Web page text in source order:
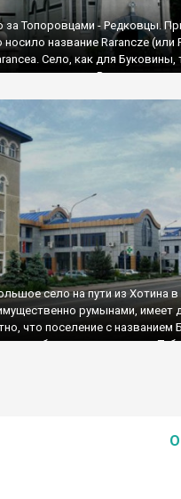
Топоровцами - Редковцы.
носило название Rarancze (или
Село, как для Буковины,
впервые Раранче
возвели необычную как
Вознесения Господня.
для храмовой
стиле модерн.
село на пути из Хотина
румынами,
что поселение с названием
собственнику по имени